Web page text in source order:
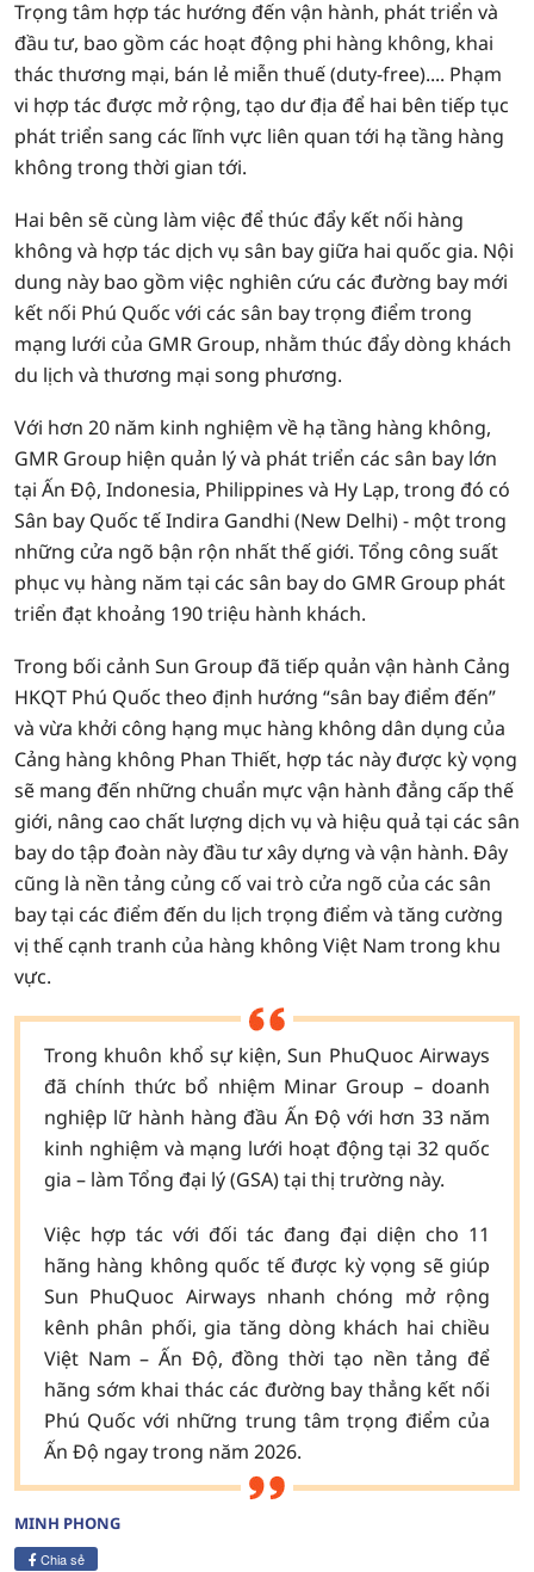
Trọng tâm hợp tác hướng đến vận hành, phát triển và
đầu tư, bao gồm các hoạt động phi hàng không, khai
thác thương mại, bán lẻ miễn thuế (duty-free).... Phạm
vi hợp tác được mở rộng, tạo dư địa để hai bên tiếp tục
phát triển sang các lĩnh vực liên quan tới hạ tầng hàng
không trong thời gian tới.
Hai bên sẽ cùng làm việc để thúc đẩy kết nối hàng
không và hợp tác dịch vụ sân bay giữa hai quốc gia. Nội
dung này bao gồm việc nghiên cứu các đường bay mới
kết nối Phú Quốc với các sân bay trọng điểm trong
mạng lưới của GMR Group, nhằm thúc đẩy dòng khách
du lịch và thương mại song phương.
Với hơn 20 năm kinh nghiệm về hạ tầng hàng không,
GMR Group hiện quản lý và phát triển các sân bay lớn
tại Ấn Độ, Indonesia, Philippines và Hy Lạp, trong đó có
Sân bay Quốc tế Indira Gandhi (New Delhi) - một trong
những cửa ngõ bận rộn nhất thế giới. Tổng công suất
phục vụ hàng năm tại các sân bay do GMR Group phát
triển đạt khoảng 190 triệu hành khách.
Trong bối cảnh Sun Group đã tiếp quản vận hành Cảng
HKQT Phú Quốc theo định hướng “sân bay điểm đến”
và vừa khởi công hạng mục hàng không dân dụng của
Cảng hàng không Phan Thiết, hợp tác này được kỳ vọng
sẽ mang đến những chuẩn mực vận hành đẳng cấp thế
giới, nâng cao chất lượng dịch vụ và hiệu quả tại các sân
bay do tập đoàn này đầu tư xây dựng và vận hành. Đây
cũng là nền tảng củng cố vai trò cửa ngõ của các sân
bay tại các điểm đến du lịch trọng điểm và tăng cường
vị thế cạnh tranh của hàng không Việt Nam trong khu
vực.
Trong khuôn khổ sự kiện, Sun PhuQuoc Airways
đã chính thức bổ nhiệm Minar Group – doanh
nghiệp lữ hành hàng đầu Ấn Độ với hơn 33 năm
kinh nghiệm và mạng lưới hoạt động tại 32 quốc
gia – làm Tổng đại lý (GSA) tại thị trường này.
Việc hợp tác với đối tác đang đại diện cho 11
hãng hàng không quốc tế được kỳ vọng sẽ giúp
Sun PhuQuoc Airways nhanh chóng mở rộng
kênh phân phối, gia tăng dòng khách hai chiều
Việt Nam – Ấn Độ, đồng thời tạo nền tảng để
hãng sớm khai thác các đường bay thẳng kết nối
Phú Quốc với những trung tâm trọng điểm của
Ấn Độ ngay trong năm 2026.
MINH PHONG
Chia sẻ